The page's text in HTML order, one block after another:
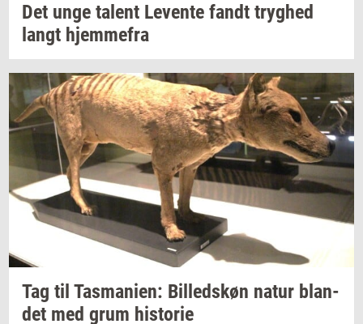
Det unge ta­lent Le­ven­te fandt tryg­hed
langt hjem­me­fra
Tag til Tas­ma­ni­en: Bil­leds­køn natur blan­
det med grum hi­sto­rie